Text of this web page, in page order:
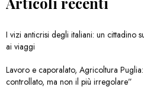
I vizi anticrisi degli italiani: un cittadino
ai viaggi
Lavoro e caporalato, Agricoltura
controllato, ma non il più irregolare”